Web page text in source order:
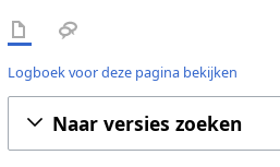
Logboek voor deze pagina bekijken
Naar versies zoeken